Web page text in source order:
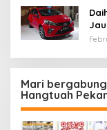
Mari
Hangtuah